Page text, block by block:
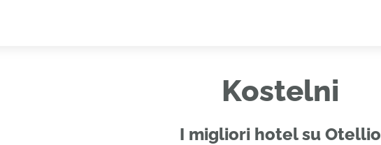
Kostelni
I migliori hotel su Otellio